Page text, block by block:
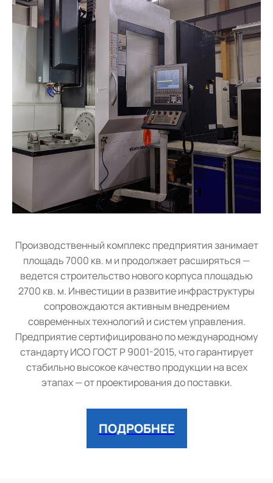
Производственный комплекс предприятия занимает
площадь 7000 кв. м и продолжает расширяться —
ведется строительство нового корпуса площадью
2700 кв. м. Инвестиции в развитие инфраструктуры
сопровождаются активным внедрением
современных технологий и систем управления.
Предприятие сертифицировано по международному
стандарту ИСО ГОСТ Р 9001-2015, что гарантирует
стабильно высокое качество продукции на всех
этапах — от проектирования до поставки.
ПОДРОБНЕЕ